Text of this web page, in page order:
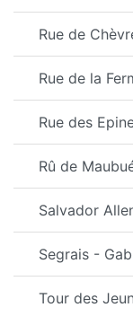
Rue de
Rue de la
Rue des
Rû de
Salvador
Segrais -
Tour des